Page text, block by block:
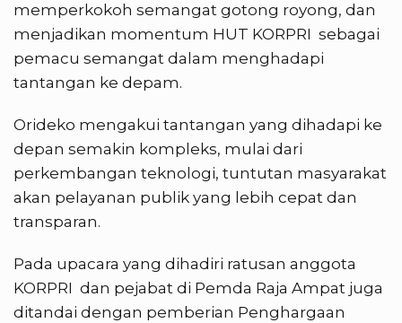
memperkokoh semangat gotong royong, dan
menjadikan momentum HUT KORPRI sebagai
pemacu semangat dalam menghadapi
tantangan ke depam.
Orideko mengakui tantangan yang dihadapi ke
depan semakin kompleks, mulai dari
perkembangan teknologi, tuntutan masyarakat
akan pelayanan publik yang lebih cepat dan
transparan.
Pada upacara yang dihadiri ratusan anggota
KORPRI dan pejabat di Pemda Raja Ampat juga
ditandai dengan pemberian Penghargaan